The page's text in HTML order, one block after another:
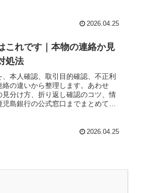
2026.04.25
これです｜本物の連絡か見
処法
本人確認、取引目的確認、不正利
の違いから整理します。あわせ
分け方、折り返し確認のコツ、情
島銀行の公式窓口までまとめて確
2026.04.25